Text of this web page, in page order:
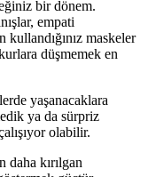
bir dönem.
empati
maskeler
düşmemek en
yaşanacaklara
ya da sürpriz
olabilir.
kırılgan